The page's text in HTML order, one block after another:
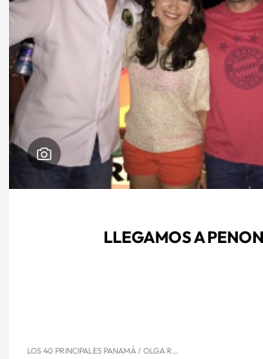
LLEGAMOS A
LOS 40 PRINCIPALES PANAMÁ/ OLGA REYNA